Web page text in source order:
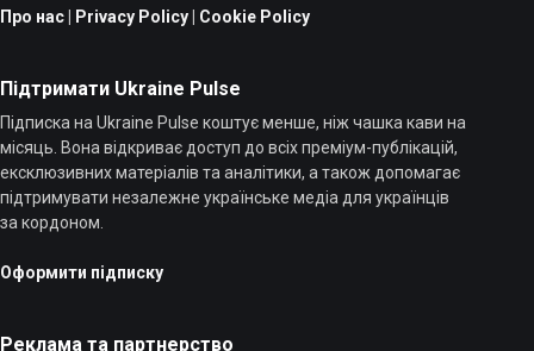
Про нас Privacy Policy Cookie Policy
Підтримати Ukraine Pulse
Підписка на Ukraine Pulse коштує менше, ніж чашка кави на
місяць. Вона відкриває доступ до всіх преміум-публікацій,
ексклюзивних матеріалів та аналітики, а також допомагає
підтримувати незалежне українське медіа для українців
за кордоном.
Оформити підписку
Реклама та партнерство